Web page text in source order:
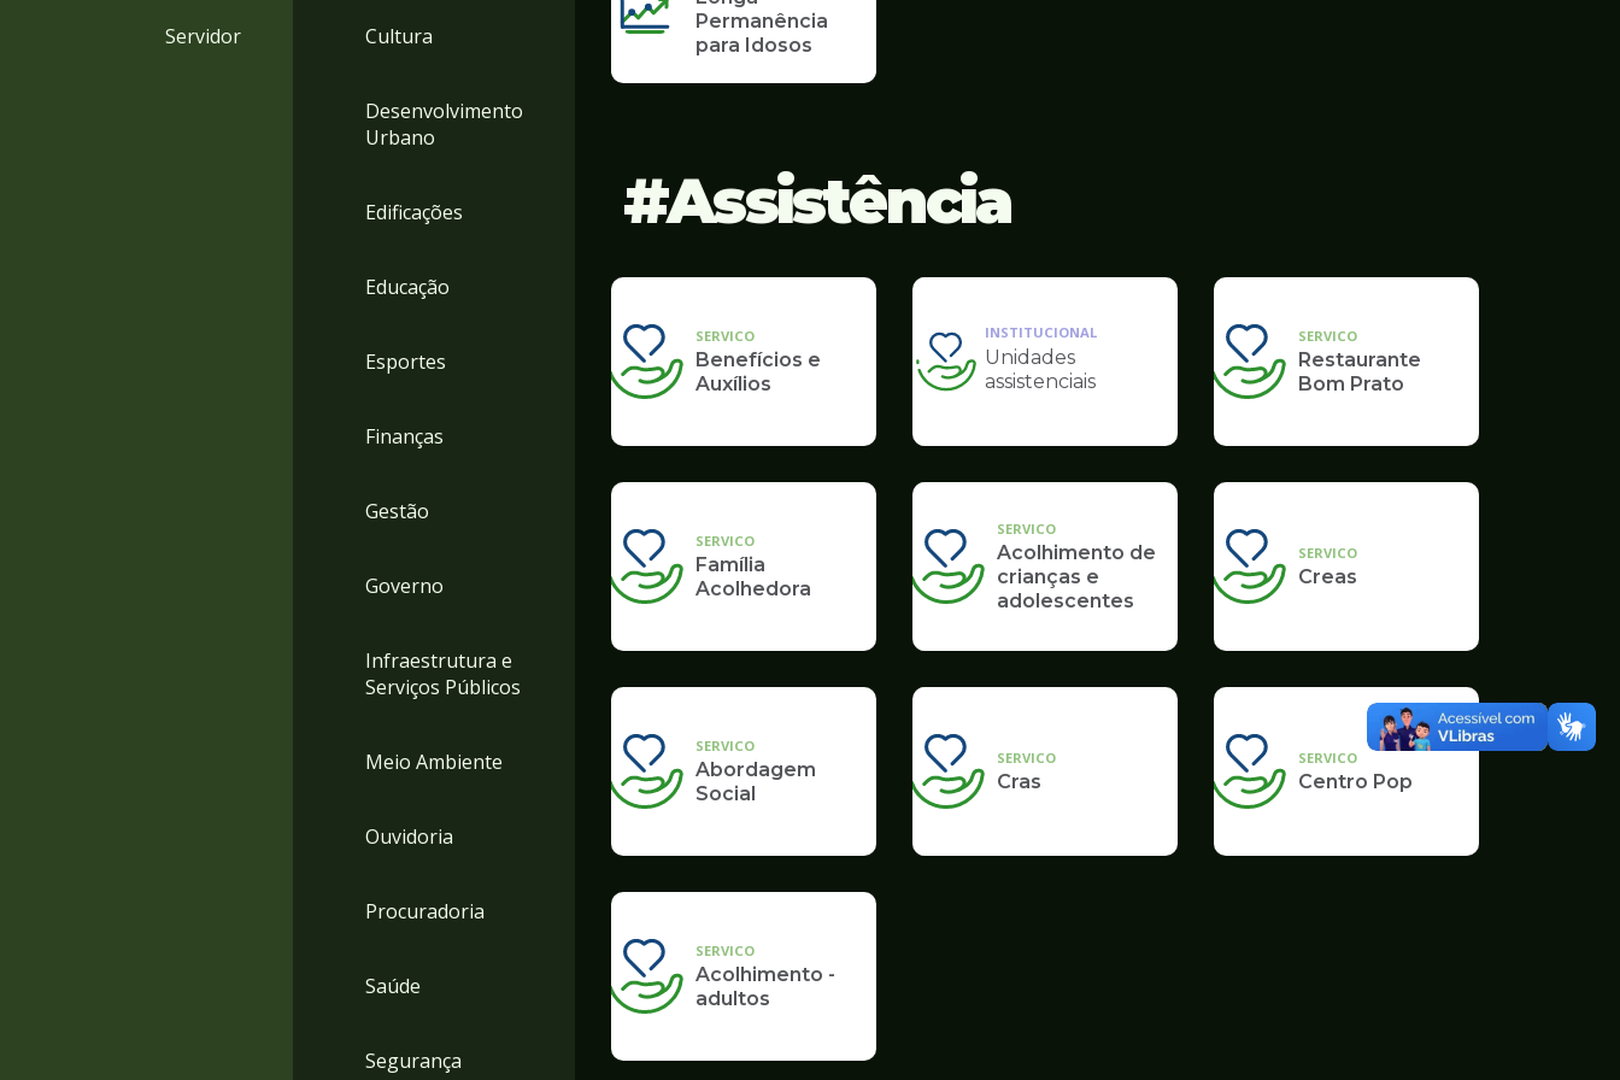
Servidor Cultura
Desenvolvimento
Urbano
Edificações
Educação
Esportes
Finanças
Gestão
Governo
Infraestrutura e
Serviços Públicos
Meio Ambiente
Ouvidoria
Procuradoria
Saúde
Segurança
Permanência
para Idosos
Assistência
SERVICO
Benefícios e
Auxílios
Ilustração
da
de
Assistência
INSTITUCIONAL
Unidades
assistenciais
SERVICO
Restaurante
Bom Prato
SERVICO
Família
Acolhedora
SERVICO
Acolhimento de
crianças e
adolescentes
SERVICO
Creas
SERVICO
Abordagem
Social
SERVICO
Cras
SERVICO
Centro Pop
SERVICO
Acolhimento -
adultos